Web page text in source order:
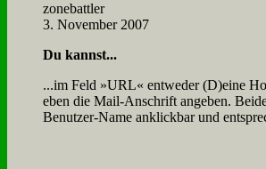
zone­batt­ler
3. November 2007
Du kannst...
...im Feld »URL« ent­we­der (D)eine
eben die Mail-An­schrift an­ge­ben.
Be­nut­zer-Na­me an­klick­bar und